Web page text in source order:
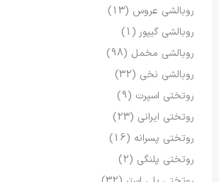
روبالشی عروس (13)
روبالشی گیپور(1)
روبالشی مخمل (98)
روبالشی نخی (32)
روتختی اسپرت (9)
روتختی ایرانی (23)
روتختی پسرانه (16)
روتختی پلنگی (2)